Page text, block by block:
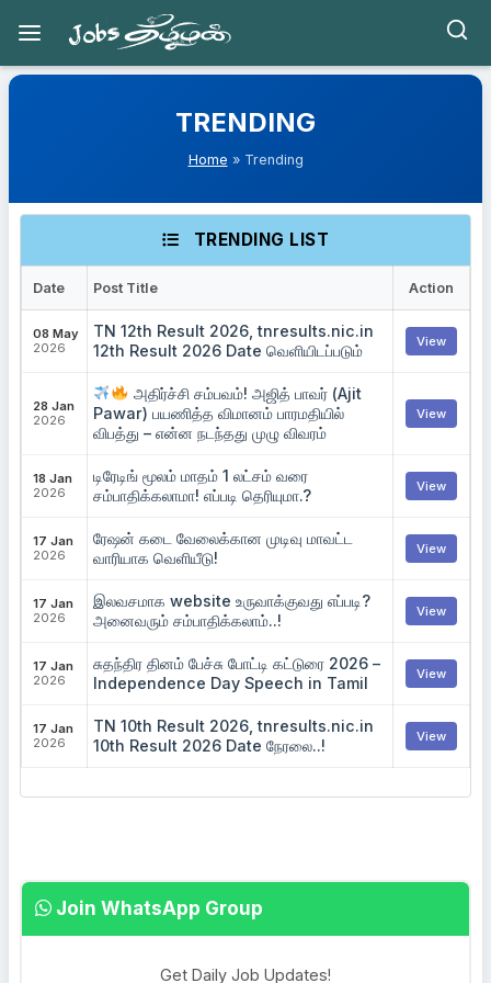
Skip
TRENDING
Home » Trending
TRENDING LIST
Date Post Title Action
08 May
2026
TN 12th Result 2026, tnresults.nic.in
12th Result 2026 Date வெளியிடப்படும்
View
28 Jan
2026
அதிர்ச்சி சம்பவம்! அஜித் பாவர் (Ajit
Pawar) பயணித்த விமானம் பாரமதியில்
விபத்து – என்ன நடந்தது முழு விவரம்
View
18 Jan
2026
டிரேடிங் மூலம் மாதம் 1 லட்சம் வரை
சம்பாதிக்கலாமா! எப்படி தெரியுமா.?
View
17 Jan
2026
ரேஷன் கடை வேலைக்கான முடிவு மாவட்ட
வாரியாக வெளியீடு!
View
17 Jan
2026
இலவசமாக website உருவாக்குவது எப்படி?
அனைவரும் சம்பாதிக்கலாம்..!
View
17 Jan
2026
சுதந்திர தினம் பேச்சு போட்டி கட்டுரை 2026 –
Independence Day Speech in Tamil
View
17 Jan
2026
TN 10th Result 2026, tnresults.nic.in
10th Result 2026 Date நேரலை..!
View
Join WhatsApp Group
Get Daily Job Updates!